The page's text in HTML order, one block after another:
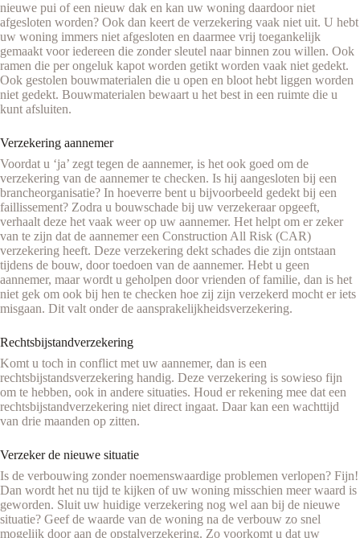
nieuwe pui of een nieuw dak en kan uw woning daardoor niet
afgesloten worden? Ook dan keert de verzekering vaak niet uit. U hebt
uw woning immers niet afgesloten en daarmee vrij toegankelijk
gemaakt voor iedereen die zonder sleutel naar binnen zou willen. Ook
ramen die per ongeluk kapot worden getikt worden vaak niet gedekt.
Ook gestolen bouwmaterialen die u open en bloot hebt liggen worden
niet gedekt. Bouwmaterialen bewaart u het best in een ruimte die u
kunt afsluiten.
Verzekering aannemer
Voordat u ‘ja’ zegt tegen de aannemer, is het ook goed om de
verzekering van de aannemer te checken. Is hij aangesloten bij een
brancheorganisatie? In hoeverre bent u bijvoorbeeld gedekt bij een
faillissement? Zodra u bouwschade bij uw verzekeraar opgeeft,
verhaalt deze het vaak weer op uw aannemer. Het helpt om er zeker
van te zijn dat de aannemer een Construction All Risk (CAR)
verzekering heeft. Deze verzekering dekt schades die zijn ontstaan
tijdens de bouw, door toedoen van de aannemer. Hebt u geen
aannemer, maar wordt u geholpen door vrienden of familie, dan is het
niet gek om ook bij hen te checken hoe zij zijn verzekerd mocht er iets
misgaan. Dit valt onder de aansprakelijkheidsverzekering.
Rechtsbijstandverzekering
Komt u toch in conflict met uw aannemer, dan is een
rechtsbijstandsverzekering handig. Deze verzekering is sowieso fijn
om te hebben, ook in andere situaties. Houd er rekening mee dat een
rechtsbijstandverzekering niet direct ingaat. Daar kan een wachttijd
van drie maanden op zitten.
Verzeker de nieuwe situatie
Is de verbouwing zonder noemenswaardige problemen verlopen? Fijn!
Dan wordt het nu tijd te kijken of uw woning misschien meer waard is
geworden. Sluit uw huidige verzekering nog wel aan bij de nieuwe
situatie? Geef de waarde van de woning na de verbouw zo snel
mogelijk door aan de opstalverzekering. Zo voorkomt u dat uw